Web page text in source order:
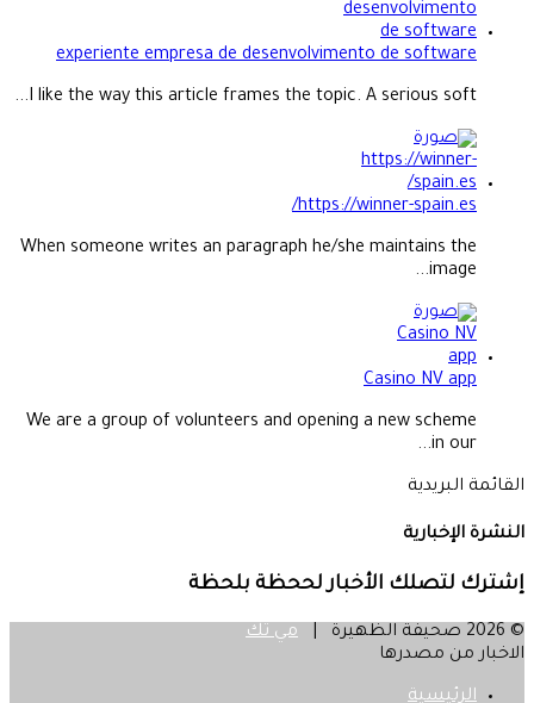
experiente empresa de desenvolvimento de software
I like the way this article frames the topic. A serious soft...
https://winner-spain.es/
When someone writes an paragraph he/she maintains the
image...
Casino NV app
We are a group of volunteers and opening a new scheme
in our...
القائمة البريدية
النشرة الإخبارية
إشترك لتصلك الأخبار لححظة بلحظة
© 2026 صحيفة الظهيرة |
مي تك
الاخبار من مصدرها
الرئيسية